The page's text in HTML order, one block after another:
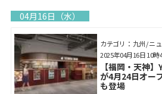
04月16日（水）
カテゴリ： 九州 / ニ
【福岡・天神
が4月24日オー
も登場
2025年04月16日 10時